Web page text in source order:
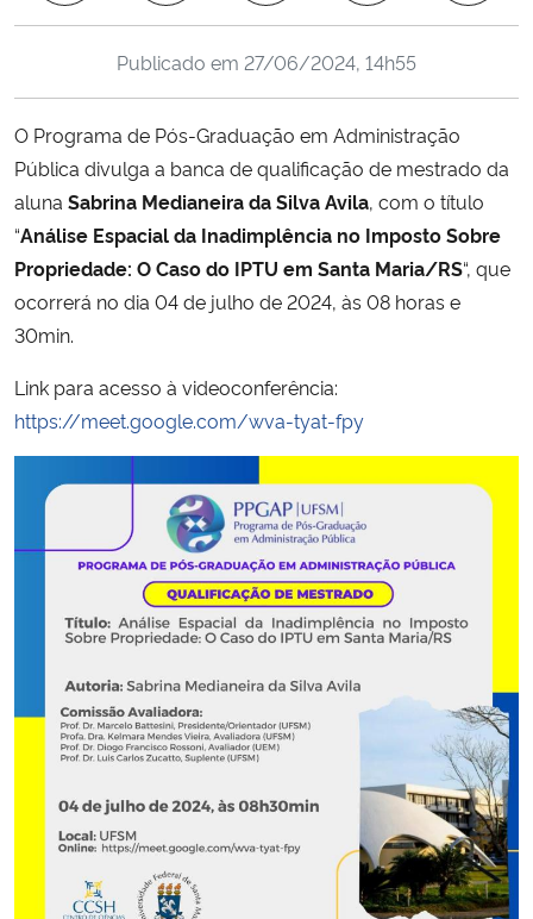
Ministério de Minas e Energia
Ministério da Ciência, Tecnologia, Inovações e Comunicações
Ministério do Meio Ambiente
Ministério do Turismo
Ministério do Desenvolvimento Regional
Controladoria-Geral da União
Ministério da Mulher, da Família e dos Direitos Humanos
Secretaria de Governo
Gabinete de Segurança Institucional
Banco Central do Brasil
Publicado em 27/06/2024, 14h55
O Programa de Pós-Graduação em Administração
Pública divulga a banca de qualificação de mestrado da
aluna Sabrina Medianeira da Silva Avila, com o título
“Análise Espacial da Inadimplência no Imposto Sobre
Propriedade: O Caso do IPTU em Santa Maria/RS“, que
ocorrerá no dia 04 de julho de 2024, às 08 horas e
30min.
Link para acesso à videoconferência:
https://meet.google.com/wva-tyat-fpy